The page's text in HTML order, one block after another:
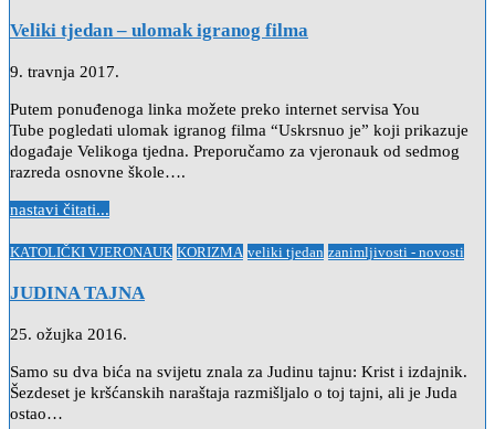
Veliki tjedan – ulomak igranog filma
9. travnja 2017.
Putem ponuđenoga linka možete preko internet servisa You
Tube pogledati ulomak igranog filma “Uskrsnuo je” koji prikazuje
događaje Velikoga tjedna. Preporučamo za vjeronauk od sedmog
razreda osnovne škole….
nastavi čitati...
Posted
KATOLIČKI VJERONAUK KORIZMA veliki tjedan zanimljivosti - novosti
JUDINA TAJNA
25. ožujka 2016.
Samo su dva bića na svijetu znala za Judinu tajnu: Krist i izdajnik.
Šezdeset je kršćanskih naraštaja razmišljalo o toj tajni, ali je Juda
ostao…